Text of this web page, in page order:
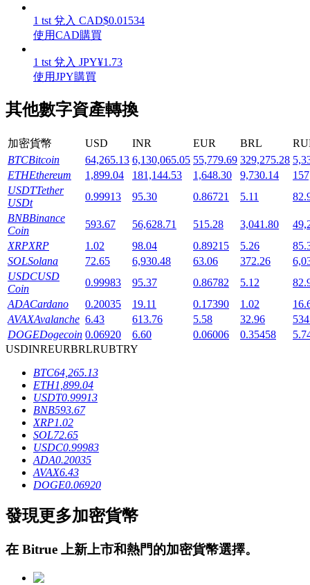
機槍池
一鍵質押鎖定高收益
鎖倉BTR
輕鬆獲得多重福利
借貸寶
借貸數字貨幣，及時且安全的服務
1 tst 兌入 CAD$0.01534
使用CAD購買
1 tst 兌入 JPY¥1.73
使用JPY購買
其他數字資產轉換
加密貨幣 USD INR EUR BRL
BTCBitcoin 64,265.13 6,130,065.05 55,779.69 329,275.28
ETHEthereum 1,899.04 181,144.53 1,648.30 9,730.14
USDTTether
USDt
0.99913 95.30 0.86721 5.11
BNBBinance
Coin
593.67 56,628.71 515.28 3,041.80
XRPXRP 1.02 98.04 0.89215 5.26
SOLSolana 72.65 6,930.48 63.06 372.26
USDCUSD
Coin
0.99983 95.37 0.86782 5.12
ADACardano 0.20035 19.11 0.17390 1.02
AVAXAvalanche 6.43 613.76 5.58 32.96
DOGEDogecoin 0.06920 6.60 0.06006 0.35458
USDINREURBRLRUBTRY
BTC64,265.13
ETH1,899.04
USDT0.99913
BNB593.67
XRP1.02
SOL72.65
USDC0.99983
ADA0.20035
AVAX6.43
DOGE0.06920
發現更多加密貨幣
在 Bitrue 上新上市和熱門的加密貨幣選擇。